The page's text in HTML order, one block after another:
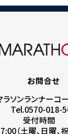
お問合せ
ソンランナーコ
Tel.0570-018-
受付時間
（土曜、日曜、